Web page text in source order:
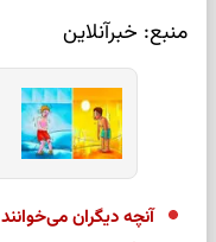
منبع: خبرآنلاین
آنچه دیگران می‌خوانند